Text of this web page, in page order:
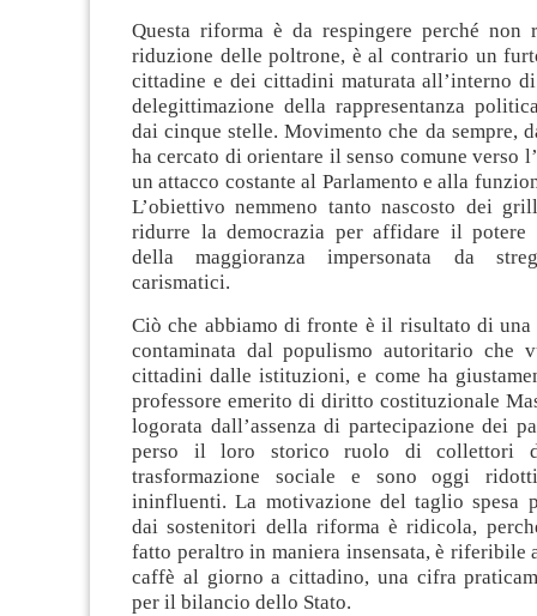
Questa riforma è da respingere perché non
riduzione delle poltrone, è al contrario un
cittadine e dei cittadini maturata all’interno
delegittimazione della rappresentanza
dai cinque stelle. Movimento che da sempre,
ha cercato di orientare il senso comune verso
un attacco costante al Parlamento e alla
L’obiettivo nemmeno tanto nascosto dei
ridurre la democrazia per affidare il potere
della maggioranza impersonata da
carismatici.
Ciò che abbiamo di fronte è il risultato di
contaminata dal populismo autoritario che
cittadini dalle istituzioni, e come ha
professore emerito di diritto costituzionale
logorata dall’assenza di partecipazione dei
perso il loro storico ruolo di collettori
trasformazione sociale e sono oggi
ininfluenti. La motivazione del taglio spesa
dai sostenitori della riforma è ridicola,
fatto peraltro in maniera insensata, è riferibile
caffè al giorno a cittadino, una cifra
per il bilancio dello Stato.